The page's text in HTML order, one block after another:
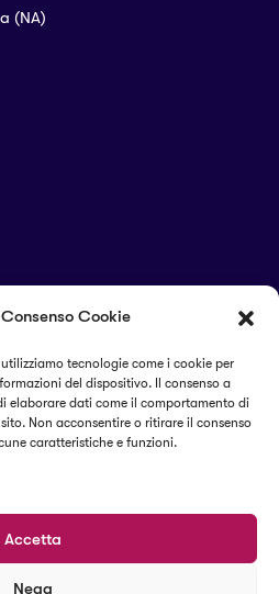
Cookie
tecnologie come i cookie per
del dispositivo. Il consenso a
elaborare dati come il comportamento di
Non acconsentire o ritirare il consenso
caratteristiche e funzioni.
Accetta
Nega
(NA)